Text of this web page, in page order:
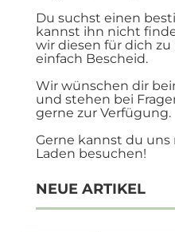
Du suchst einen
kannst ihn nicht
wir diesen für dich
einfach Bescheid.
Wir wünschen dir
und stehen bei
gerne zur Verfügung.
Gerne kannst du
Laden besuchen!
NEUE ARTIKEL